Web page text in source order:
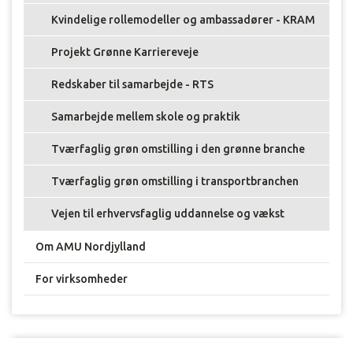
Kvindelige rollemodeller og ambassadører - KRAM
Projekt Grønne Karriereveje
Redskaber til samarbejde - RTS
Samarbejde mellem skole og praktik
Tværfaglig grøn omstilling i den grønne branche
Tværfaglig grøn omstilling i transportbranchen
Vejen til erhvervsfaglig uddannelse og vækst
Om AMU Nordjylland
For virksomheder